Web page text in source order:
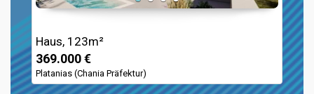
Haus, 123m²
369.000 €
Platanias (Chania Präfektur)